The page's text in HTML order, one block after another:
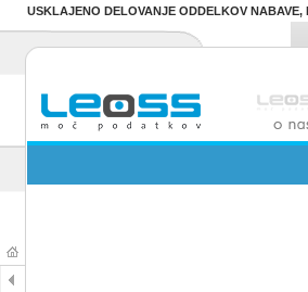
USKLAJENO DELOVANJE ODDELKOV NABAVE,